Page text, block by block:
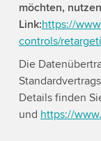
möchten,
Link:https://
controls/
Die
Details finden
und https://